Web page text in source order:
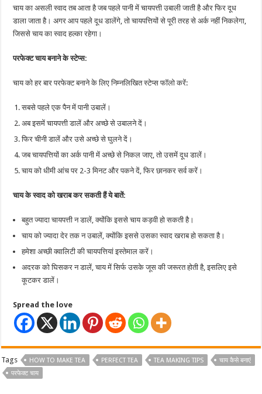
चाय का असली स्वाद तब आता है जब पहले पानी में चायपत्ती उबाली जाती है और फिर दूध
डाला जाता है। अगर आप पहले दूध डालेंगे, तो चायपत्तियों से पूरी तरह से अर्क नहीं निकलेगा,
जिससे चाय का स्वाद हल्का रहेगा।
परफेक्ट चाय बनाने के स्टेप्स:
चाय को हर बार परफेक्ट बनाने के लिए निम्नलिखित स्टेप्स फॉलो करें:
सबसे पहले एक पैन में पानी उबालें।
अब इसमें चायपत्ती डालें और अच्छे से उबालने दें।
फिर चीनी डालें और उसे अच्छे से घुलने दें।
जब चायपत्तियों का अर्क पानी में अच्छे से निकल जाए, तो उसमें दूध डालें।
चाय को धीमी आंच पर 2-3 मिनट और पकने दें, फिर छानकर सर्व करें।
चाय के स्वाद को खराब कर सकती हैं ये बातें:
बहुत ज्यादा चायपत्ती न डालें, क्योंकि इससे चाय कड़वी हो सकती है।
चाय को ज्यादा देर तक न उबालें, क्योंकि इससे उसका स्वाद खराब हो सकता है।
हमेशा अच्छी क्वालिटी की चायपत्तियां इस्तेमाल करें।
अदरक को घिसकर न डालें, चाय में सिर्फ उसके जूस की जरूरत होती है, इसलिए इसे
कूटकर डालें।
Spread the love
Tags HOW TO MAKE TEA PERFECT TEA TEA MAKING TIPS
चाय कैसे बनाएं
परफेक्ट चाय